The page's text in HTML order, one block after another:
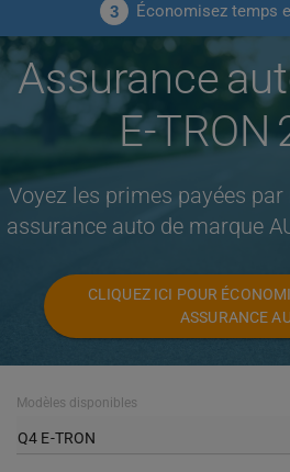
3 Économisez temps
Assurance
E-TRON
Voyez les primes payées
assurance auto de marque
CLIQUEZ ICI POUR
ASSURANCE
Modèles disponibles
Q4 E-TRON